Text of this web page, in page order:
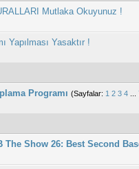
Mutlaka Okuyunuz !
Yapılması Yasaktır !
Programı (Sayfalar: 1 2 3 4 ...
Derecelendirme:
12
The Show 26: Best Second
Derecelendirme:
12